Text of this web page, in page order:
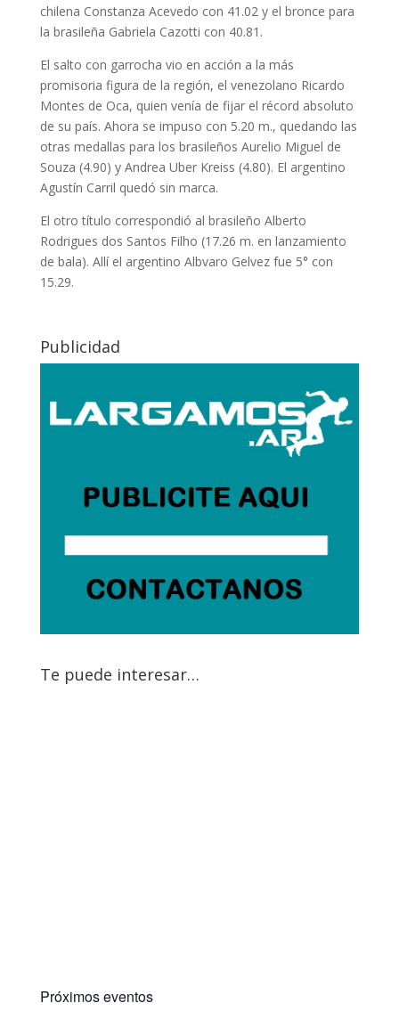
chilena Constanza Acevedo con 41.02 y el bronce para
la brasileña Gabriela Cazotti con 40.81.
El salto con garrocha vio en acción a la más
promisoria figura de la región, el venezolano Ricardo
Montes de Oca, quien venía de fijar el récord absoluto
de su país. Ahora se impuso con 5.20 m., quedando las
otras medallas para los brasileños Aurelio Miguel de
Souza (4.90) y Andrea Uber Kreiss (4.80). El argentino
Agustín Carril quedó sin marca.
El otro título correspondió al brasileño Alberto
Rodrigues dos Santos Filho (17.26 m. en lanzamiento
de bala). Allí el argentino Albvaro Gelvez fue 5° con
15.29.
Publicidad
Te puede interesar…
Próximos eventos